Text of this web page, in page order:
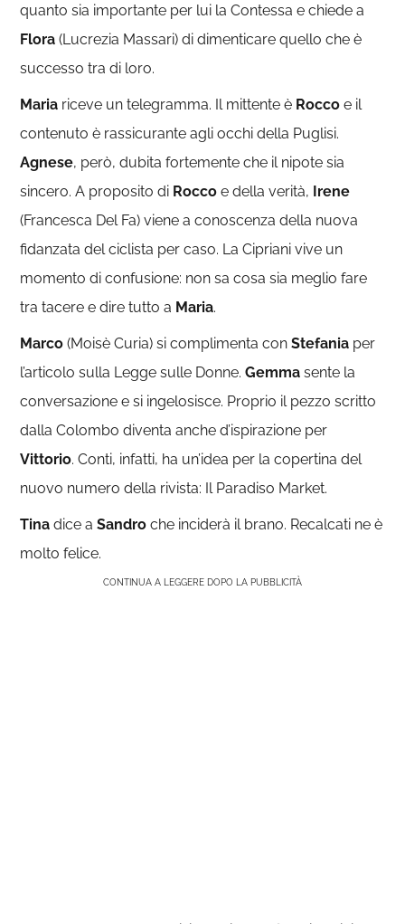
quanto sia importante per lui la Contessa e chiede a
Flora (Lucrezia Massari) di dimenticare quello che è
successo tra di loro.
Maria riceve un telegramma. Il mittente è Rocco e il
contenuto è rassicurante agli occhi della Puglisi.
Agnese, però, dubita fortemente che il nipote sia
sincero. A proposito di Rocco e della verità, Irene
(Francesca Del Fa) viene a conoscenza della nuova
fidanzata del ciclista per caso. La Cipriani vive un
momento di confusione: non sa cosa sia meglio fare
tra tacere e dire tutto a Maria.
Marco (Moisè Curia) si complimenta conStefania per
l’articolo sulla Legge sulle Donne.Gemma sente la
conversazione e si ingelosisce. Proprio il pezzo scritto
dalla Colombo diventa anche d’ispirazione per
Vittorio. Conti, infatti, ha un’idea per la copertina del
nuovo numero della rivista: Il Paradiso Market.
Tina dice aSandro che inciderà il brano. Recalcati ne è
molto felice.
CONTINUA A LEGGERE DOPO LA PUBBLICITÀ